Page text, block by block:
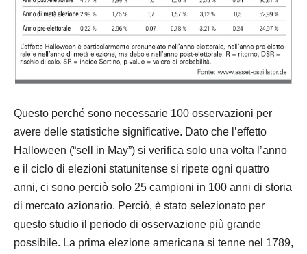
Questo perché sono necessarie 100 osservazioni per
avere delle statistiche significative. Dato che l’effetto
Halloween (“sell in May”) si verifica solo una volta l’anno
e il ciclo di elezioni statunitense si ripete ogni quattro
anni, ci sono perciò solo 25 campioni in 100 anni di storia
di mercato azionario. Perciò, è stato selezionato per
questo studio il periodo di osservazione più grande
possibile. La prima elezione americana si tenne nel 1789,